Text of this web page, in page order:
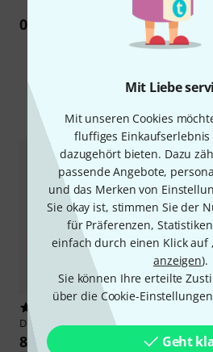
Mit Liebe
Mit unseren Cookies
fluffiges
dazugehört bieten. Dazu
passende Angebote,
und das Merken von
Sie okay ist, stimmen Sie der
für Präferenzen,
einfach durch einen Klick auf
anzeigen).
Sie können Ihre erteilte
über die Cookie-
Geht
0Rezension
Alternativen
DPA 6066-OC-R-F10
879 €
DPA
809